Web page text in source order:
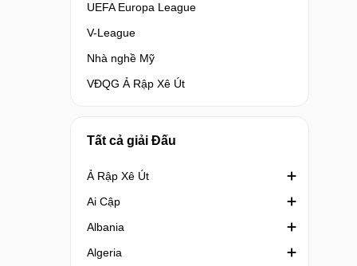
UEFA Europa League
V-League
Nhà nghề Mỹ
VĐQG Ả Rập Xê Út
Tất cả giải Đấu
Ả Rập Xê Út
Crown Prince Cup Saudi Arabia
Division 1 Saudi Arabia
King's Cup Saudi Arabia
Ai Cập
Cúp quốc gia Ai Cập
Cúp Liên đoàn Ai Cập
Albania
1st Division Albania
Algeria